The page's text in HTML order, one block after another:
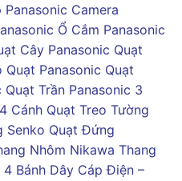
Panasonic Camera
Ổ Cắm Panasonic
Cây Panasonic Quạt
Quạt Panasonic Quạt
Quạt Trần Panasonic 3
Cánh Quạt Treo Tường
Senko Quạt Đứng
Nhôm Nikawa Thang
Bánh Dây Cáp Điện –